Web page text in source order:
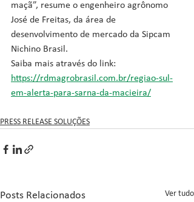
maçã”, resume o engenheiro agrônomo
José de Freitas, da área de
desenvolvimento de mercado da Sipcam
Nichino Brasil.
Saiba mais através do link:
https://rdmagrobrasil.com.br/regiao-sul-
em-alerta-para-sarna-da-macieira/
PRESS RELEASE SOLUÇÕES
Posts Relacionados Ver tudo